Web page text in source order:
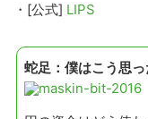
・[公式] LIPS
蛇足：僕はこう思